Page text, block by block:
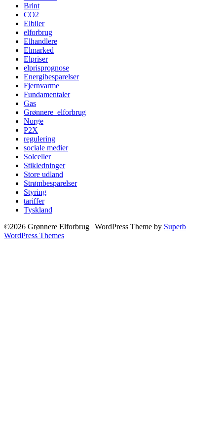
Brint
CO2
Elbiler
elforbrug
Elhandlere
Elmarked
Elpriser
elprisprognose
Energibesparelser
Fjernvarme
Fundamentaler
Gas
Grønnere_elforbrug
Norge
P2X
regulering
sociale medier
Solceller
Stikledninger
Store udland
Strømbesparelser
Styring
tariffer
Tyskland
©2026 Grønnere Elforbrug | WordPress Theme by Superb
WordPress Themes